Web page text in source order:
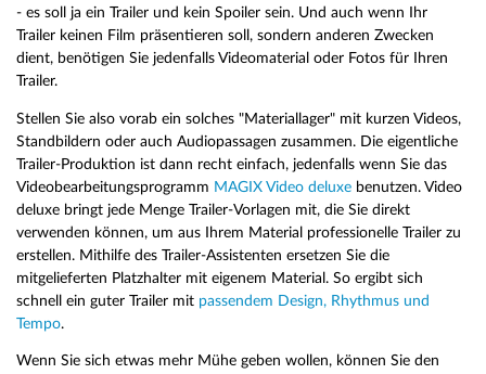
- es soll ja ein Trailer und kein Spoiler sein. Und auch wenn Ihr
Trailer keinen Film präsentieren soll, sondern anderen Zwecken
dient, benötigen Sie jedenfalls Videomaterial oder Fotos für Ihren
Trailer.
Stellen Sie also vorab ein solches "Materiallager" mit kurzen Videos,
Standbildern oder auch Audiopassagen zusammen. Die eigentliche
Trailer-Produktion ist dann recht einfach, jedenfalls wenn Sie das
Videobearbeitungsprogramm MAGIX Video deluxe benutzen. Video
deluxe bringt jede Menge Trailer-Vorlagen mit, die Sie direkt
verwenden können, um aus Ihrem Material professionelle Trailer zu
erstellen. Mithilfe des Trailer-Assistenten ersetzen Sie die
mitgelieferten Platzhalter mit eigenem Material. So ergibt sich
schnell ein guter Trailer mit passendem Design, Rhythmus und
Tempo.
Wenn Sie sich etwas mehr Mühe geben wollen, können Sie den